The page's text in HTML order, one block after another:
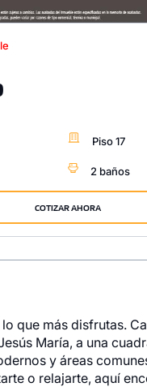
Piso 17
2 baños
COTIZAR AHORA
que más disfrutas.
María, a una
y áreas
o relajarte, aquí